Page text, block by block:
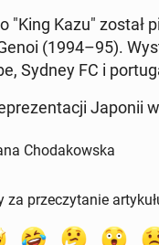
"King Kazu" został
(1994–95).
Sydney FC i
Japonii
Chodakowska
za przeczytanie